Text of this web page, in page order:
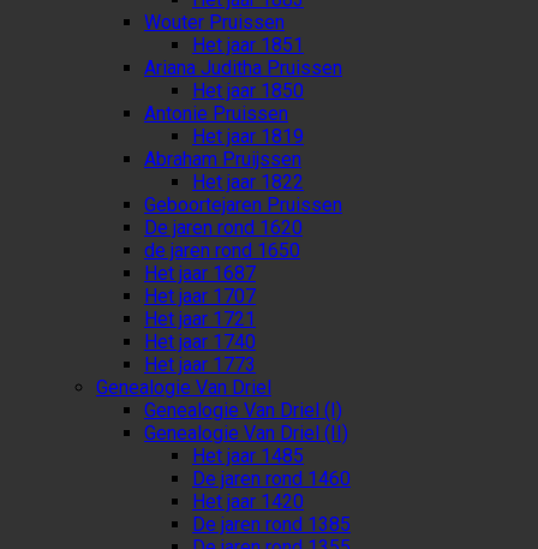
Wouter Pruissen
Het jaar 1851
Ariana Juditha Pruissen
Het jaar 1850
Antonie Pruissen
Het jaar 1819
Abraham Pruijssen
Het jaar 1822
Geboortejaren Pruissen
De jaren rond 1620
de jaren rond 1650
Het jaar 1687
Het jaar 1707
Het jaar 1721
Het jaar 1740
Het jaar 1773
Genealogie Van Driel
Genealogie Van Driel (I)
Genealogie Van Driel (II)
Het jaar 1485
De jaren rond 1460
Het jaar 1420
De jaren rond 1385